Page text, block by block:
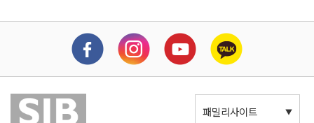
패밀리사이트